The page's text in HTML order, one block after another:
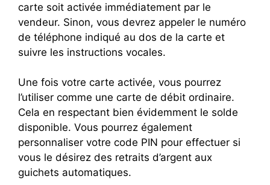
carte soit activée immédiatement par le
vendeur. Sinon, vous devrez appeler le numéro
de téléphone indiqué au dos de la carte et
suivre les instructions vocales.
Une fois votre carte activée, vous pourrez
l’utiliser comme une carte de débit ordinaire.
Cela en respectant bien évidemment le solde
disponible. Vous pourrez également
personnaliser votre code PIN pour effectuer si
vous le désirez des retraits d’argent aux
guichets automatiques.